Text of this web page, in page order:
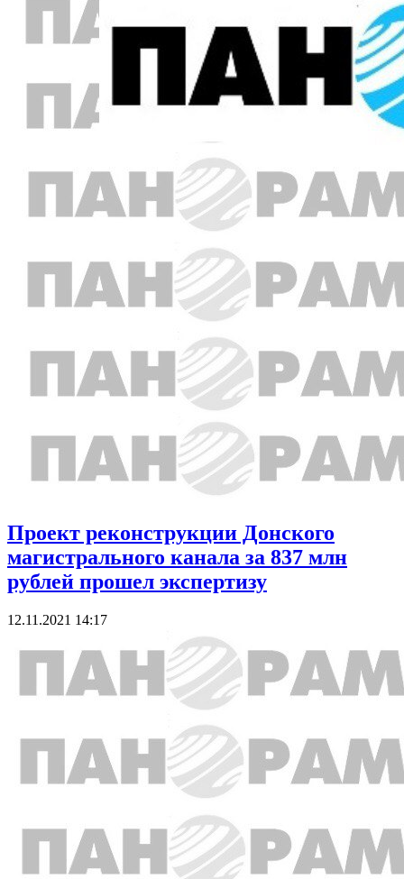
Проект реконструкции Донского
магистрального канала за 837 млн
рублей прошел экспертизу
12.11.2021 14:17